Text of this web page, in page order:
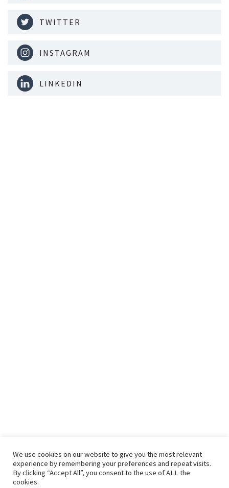
TWITTER
INSTAGRAM
LINKEDIN
We use cookies on our website to give you the most relevant
experience by remembering your preferences and repeat visits.
By clicking “Accept All”, you consent to the use of ALL the
cookies.